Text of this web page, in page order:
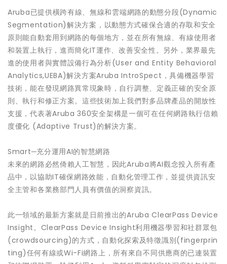
Aruba已提供橫跨有線、無線和雲端網路的動態分段(Dynamic
Segmentation)解決方案，以動態方式確保合適的存取和安全
原則能自動套用到網路的每個地方，並在所有無線、有線使用者
和裝置上執行，進而簡化IT運作、改善安全性。另外，業界最先
進的使用者與實體設備行為分析(User and Entity Behavioral
Analytics,UEBA)解決方案Aruba IntroSpect，具備機器學習
技術，能在發現網路異常現象時，自行調整、定義正確的安全原
則、執行和修正方案。這些技術加上我們對多品牌產品的開放性
支援，代表著Aruba 360安全架構是一個可在任何網路執行信賴
度優化 (Adaptive Trust)的解決方案。
Smart─充分運用AI的智慧網路
未來的網路必然倚賴人工智慧，因此Aruba將AI觀念投入所有產
品中，以協助IT確保網路效能，自動化管理工作，並提供資訊安
全主管和各業務部門人員有價值的洞察資訊。
此一領域的最新方案就是日前推出的Aruba ClearPass Device
Insight。ClearPass Device Insight利用機器學習和社群眾包
(crowdsourcing)的方式，自動化探索及特徵識別(fingerprin
ting)任何有線或Wi-Fi網路上，所有來自不同供應商的已連裝置